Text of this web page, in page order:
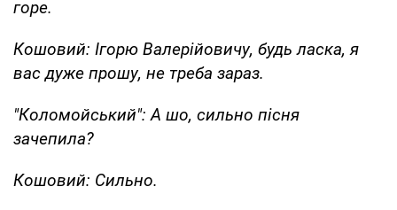
горе.
Кошовий: Ігорю Валерійовичу, будь ласка, я
вас дуже прошу, не треба зараз.
"Коломойський": А шо, сильно пісня
зачепила?
Кошовий: Сильно.